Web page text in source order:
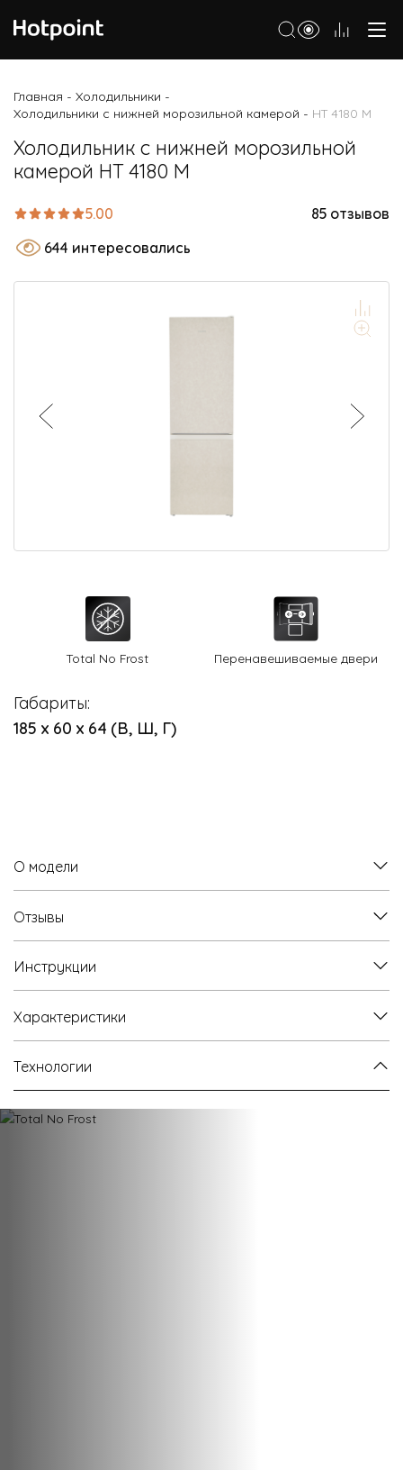
Морозильные камеры
Стиральные и сушильные машины
Посудомоечные машины
Варочные панели
Духовые шкафы
Малая бытовая техника
О Hotpoint
8 800 3333 887
Главная - Холодильники -
Холодильники с нижней морозильной камерой - HT 4180 M
Холодильник с нижней морозильной
камерой HT 4180 M
5.00
85 отзывов
644 интересовались
Total No Frost Перенавешиваемые двери
Габариты:
185 х 60 х 64 (В, Ш, Г)
О модели
Отзывы
Инструкции
Характеристики
Технологии